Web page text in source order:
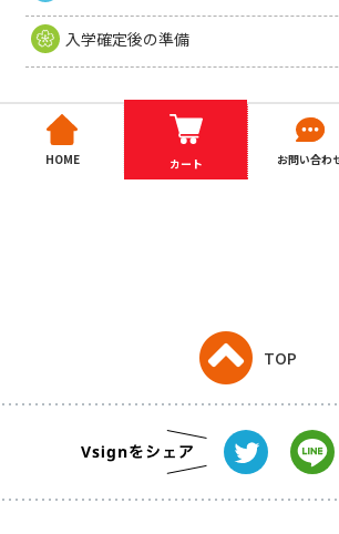
入学確定後の準備
HOME カート お問い合わ
TOP